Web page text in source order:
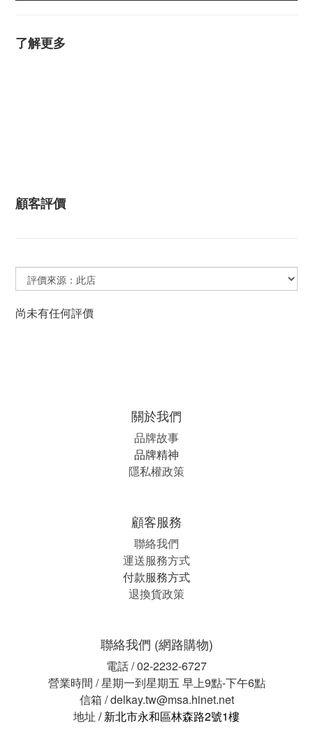
了解更多
顧客評價
尚未有任何評價
關於我們
品牌故事
品牌精神
隱私權政策
顧客服務
聯絡我們
運送服務方式
付款服務方式
退換貨政策
聯絡我們 (網路購物)
電話 / 02-2232-6727
營業時間 / 星期一到星期五 早上9點-下午6點
信箱 / delkay.tw@msa.hinet.net
地址 / 新北市永和區林森路2號1樓